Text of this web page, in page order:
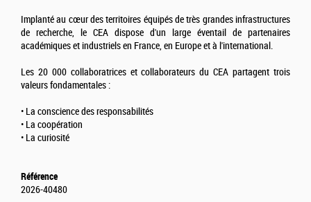
Implanté au cœur des territoires équipés de très grandes infrastructures
de recherche, le CEA dispose d'un large éventail de partenaires
académiques et industriels en France, en Europe et à l'international.
Les 20 000 collaboratrices et collaborateurs du CEA partagent trois
valeurs fondamentales :
• La conscience des responsabilités
• La coopération
• La curiosité
Référence
2026-40480